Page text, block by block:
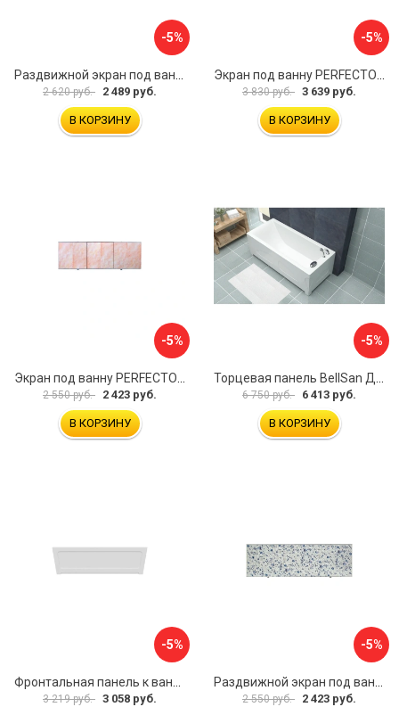
-5%
2 620 руб. 2 489 руб.
В КОРЗИНУ
-5%
3 830 руб. 3 639 руб.
В КОРЗИНУ
-5%
Экран под ванну PERFECTO LINEA 36-000157
2 550 руб. 2 423 руб.
В КОРЗИНУ
-5%
Торцевая панель BellSan Даниелла 4627171531049
6 750 руб. 6 413 руб.
В КОРЗИНУ
-5%
3 219 руб. 3 058 руб.
-5%
2 550 руб. 2 423 руб.